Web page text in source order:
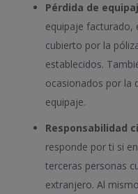
Pérdida de
equipaje facturado,
cubierto por la
establecidos.
ocasionados por la
equipaje.
Responsabilidad
responde por ti si
terceras personas
extranjero. Al